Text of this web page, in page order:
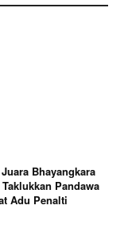
Juara Bhayangkara
Pandawa
Adu Penalti